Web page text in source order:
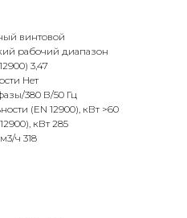
винтовой
рабочий диапазон
3,47
Нет
380 В/50 Гц
(EN 12900), кВт >60
кВт 285
ч 318